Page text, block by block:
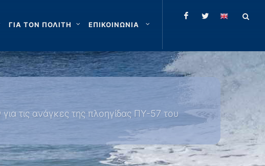
ΓΙΑ ΤΟΝ ΠΟΛΙΤΗ ΕΠΙΚΟΙΝΩΝΙΑ
τις ανάγκες της πλοηγίδας ΠΥ-57 του